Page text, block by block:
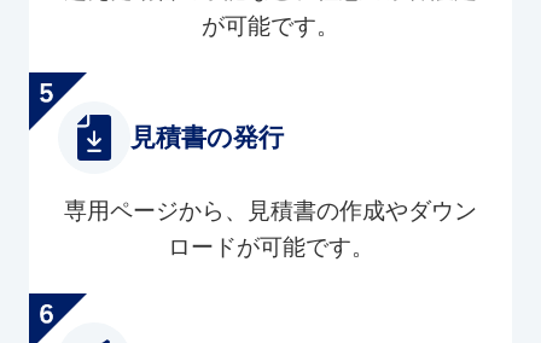
が可能です。
見積書の発行
専用ページから、見積書の作成やダウン
ロードが可能です。